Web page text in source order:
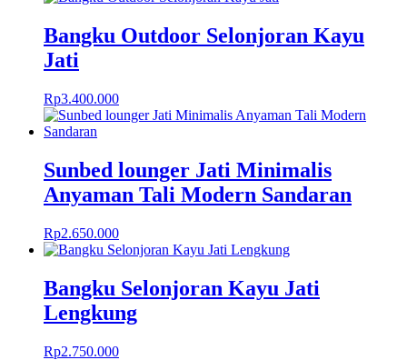
Bangku Outdoor Selonjoran Kayu
Jati
Rp3.400.000
Sunbed lounger Jati Minimalis
Anyaman Tali Modern Sandaran
Rp2.650.000
Bangku Selonjoran Kayu Jati
Lengkung
Rp2.750.000